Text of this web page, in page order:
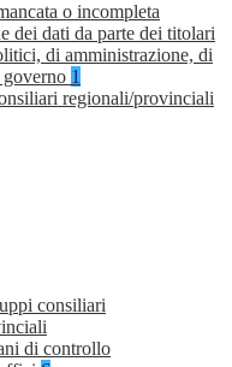
o incompleta
dei dati da parte dei titolari
di amministrazione, di
1
regionali/provinciali
consiliari
di controllo